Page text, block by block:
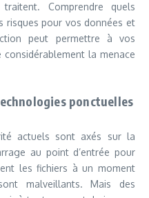
Comprendre quels
risques pour vos données et
peut permettre à vos
considérablement la menace
ponctuelles
actuels sont axés sur la
au point d’entrée pour
les fichiers à un moment
malveillants. Mais des